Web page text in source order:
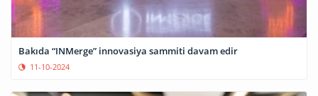
Bakıda “INMerge” innovasiya sammiti davam edir
11-10-2024